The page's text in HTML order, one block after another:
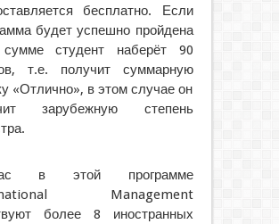
бесплатно. Если
будет успешно пройдена
студент наберёт 90
т.е. получит суммарную
«Отлично», в этом случае он
зарубежную степень
в этой программе
Management
более 8 иностранных